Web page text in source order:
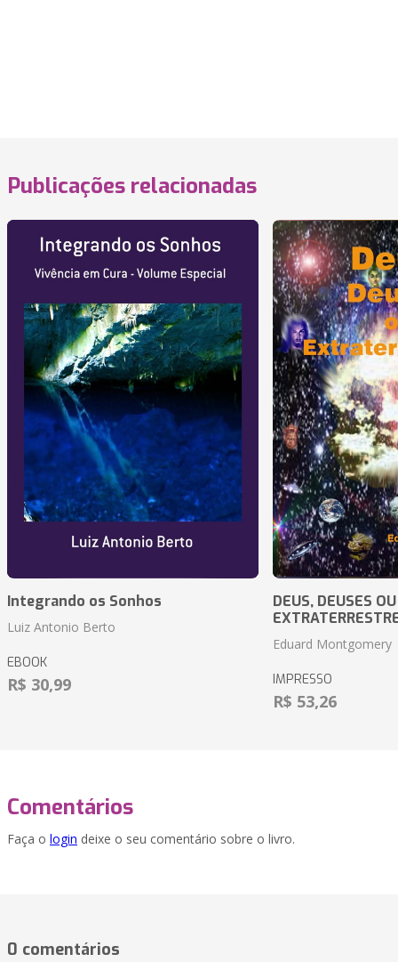
Publicações relacionadas
Integrando os Sonhos
Luiz Antonio Berto
EBOOK
R$ 30,99
DEUS, DEUSES OU
Eduard Montgomery
IMPRESSO
R$ 53,26
Comentários
Faça o login deixe o seu comentário sobre o livro.
0 comentários